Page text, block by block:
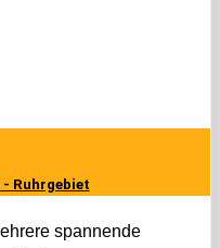
Ruhrgebiet
spannende